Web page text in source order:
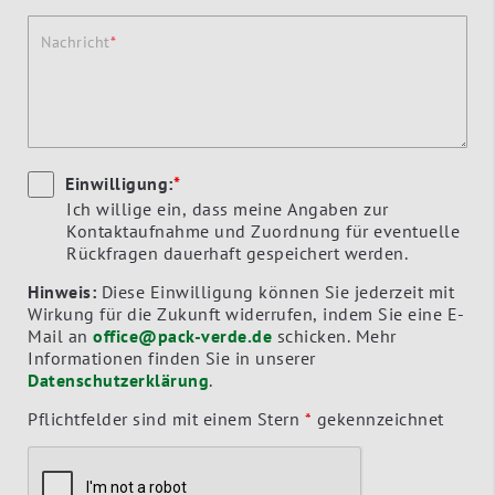
Nachricht
Einwilligung:*
Ich willige ein, dass meine Angaben zur
Kontaktaufnahme und Zuordnung für eventuelle
Rückfragen dauerhaft gespeichert werden.
Hinweis: Diese Einwilligung können Sie jederzeit mit
Wirkung für die Zukunft widerrufen, indem Sie eine E-
Mail an office@pack-verde.de
Informationen finden Sie in unserer
Datenschutzerklärung.
Pflichtfelder sind mit einem Stern * gekennzeichnet